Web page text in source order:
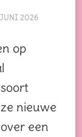
2026
op
nieuwe
een